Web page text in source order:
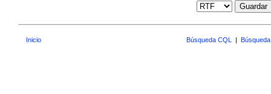
Guardar
Inicio Búsqueda CQL